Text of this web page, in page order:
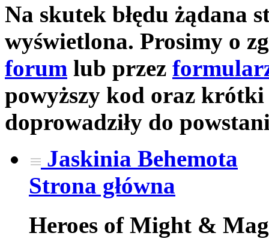
Na skutek błędu żądana
wyświetlona. Prosimy o
forum lub przez
powyższy kod oraz
doprowadziły do
Jaskinia Behemota
Strona główna
Heroes of Might &